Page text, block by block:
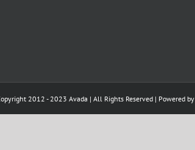
2012 - 2023 Avada | All Rights Reserved | Powered by